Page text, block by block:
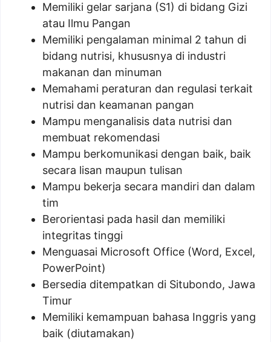
Memiliki gelar sarjana (S1) di bidang Gizi
atau Ilmu Pangan
Memiliki pengalaman minimal 2 tahun di
bidang nutrisi, khususnya di industri
makanan dan minuman
Memahami peraturan dan regulasi terkait
nutrisi dan keamanan pangan
Mampu menganalisis data nutrisi dan
membuat rekomendasi
Mampu berkomunikasi dengan baik, baik
secara lisan maupun tulisan
Mampu bekerja secara mandiri dan dalam
tim
Berorientasi pada hasil dan memiliki
integritas tinggi
Menguasai Microsoft Office (Word, Excel,
PowerPoint)
Bersedia ditempatkan di Situbondo, Jawa
Timur
Memiliki kemampuan bahasa Inggris yang
baik (diutamakan)